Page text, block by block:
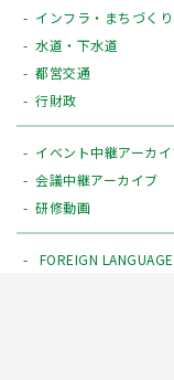
インフラ・まちづくり
水道・下水道
都営交通
行財政
イベント中継アーカ
会議中継アーカイブ
研修動画
FOREIGN LANGUAGE